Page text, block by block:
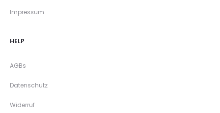
Impressum
HELP
AGBs
Datenschutz
Widerruf